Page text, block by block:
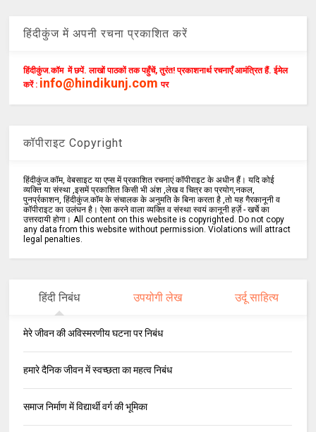
हिंदीकुंज में अपनी रचना प्रकाशित करें
हिंदीकुंज.कॉम में छपें. लाखों पाठकों तक पहुँचें, तुरंत! प्रकाशनार्थ रचनाएँ आमंत्रित हैं. ईमेल
करें : info@hindikunj.com पर
कॉपीराइट Copyright
हिंदीकुंज.कॉम, वेबसाइट या एप्स में प्रकाशित रचनाएं कॉपीराइट के अधीन हैं। यदि कोई
व्यक्ति या संस्था ,इसमें प्रकाशित किसी भी अंश ,लेख व चित्र का प्रयोग,नकल,
पुनर्प्रकाशन, हिंदीकुंज.कॉम के संचालक के अनुमति के बिना करता है ,तो यह गैरकानूनी व
कॉपीराइट का उलंघन है। ऐसा करने वाला व्यक्ति व संस्था स्वयं कानूनी हर्ज़े - खर्चे का
उत्तरदायी होगा। All content on this website is copyrighted. Do not copy
any data from this website without permission. Violations will attract
legal penalties.
हिंदी निबंध उपयोगी लेख उर्दू साहित्य
मेरे जीवन की अविस्मरणीय घटना पर निबंध
हमारे दैनिक जीवन में स्वच्छता का महत्व निबंध
समाज निर्माण में विद्यार्थी वर्ग की भूमिका